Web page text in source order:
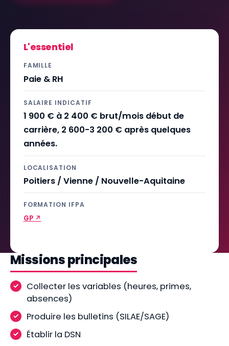
L'essentiel
FAMILLE
Paie & RH
SALAIRE INDICATIF
1 900 € à 2 400 € brut/mois début de
carrière, 2 600-3 200 € après quelques
années.
LOCALISATION
Poitiers / Vienne / Nouvelle-Aquitaine
FORMATION IFPA
GP ↗
Missions principales
Collecter les variables (heures, primes,
absences)
Produire les bulletins (SILAE/SAGE)
Établir la DSN